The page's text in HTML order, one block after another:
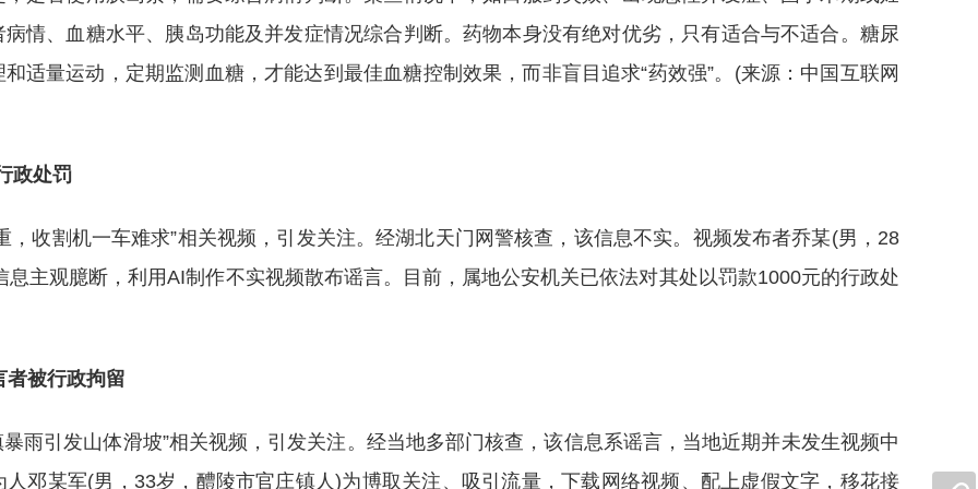
情、血糖水平、胰岛功能及并发症情况综合判断。药物本身没有绝对优劣，只有适合与不适合。糖尿
适量运动，定期监测血糖，才能达到最佳血糖控制效果，而非盲目追求“药效强”。(来源：中国互联网
政处罚
割机一车难求”相关视频，引发关注。经湖北天门网警核查，该信息不实。视频发布者乔某(男，28
主观臆断，利用AI制作不实视频散布谣言。目前，属地公安机关已依法对其处以罚款1000元的行政处
者被行政拘留
引发山体滑坡”相关视频，引发关注。经当地多部门核查，该信息系谣言，当地近期并未发生视频中
邓某军(男，33岁，醴陵市官庄镇人)为博取关注、吸引流量，下载网络视频、配上虚假文字，移花接